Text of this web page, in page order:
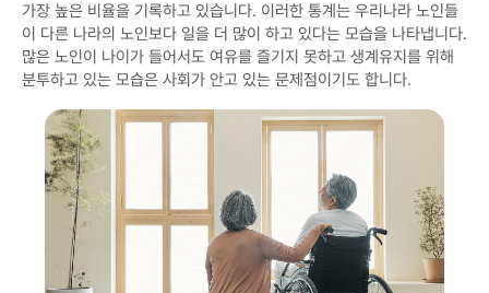
가장 높은 비율을 기록하고 있습니다. 이러한 통계는 우리나라 노인들
이 다른 나라의 노인보다 일을 더 많이 하고 있다는 모습을 나타냅니다.
많은 노인이 나이가 들어서도 여유를 즐기지 못하고 생계유지를 위해
분투하고 있는 모습은 사회가 안고 있는 문제점이기도 합니다.